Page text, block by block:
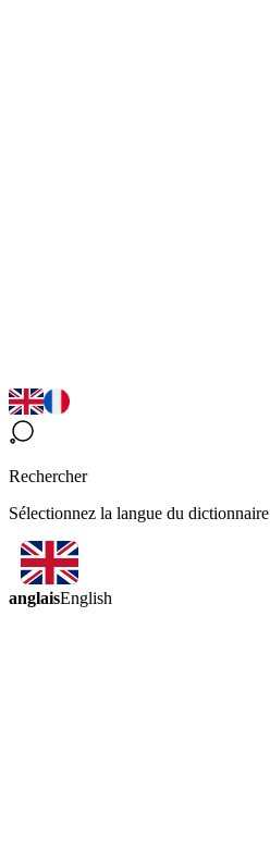
Rechercher
Sélectionnez la langue du dictionnaire
anglaisEnglish